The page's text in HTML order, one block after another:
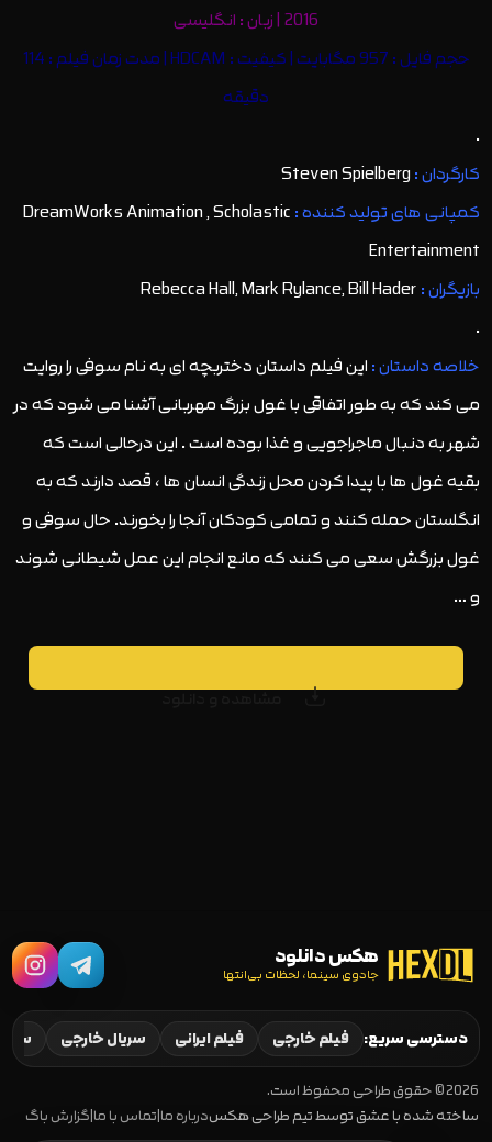
2016 | زبان : انگلیسی
حجم فایل : 957 مگابایت | کیفیت : HDCAM | مدت زمان فیلم : 114
دقیقه
.
کارگردان :
کمپانی های تولید کننده :DreamWorks Animation , Scholastic
Entertainment
بازیگران :Rebecca Hall, Mark Rylance, Bill Hader
.
خلاصه داستان :این فیلم داستان دختربچه ای به نام سوفی را روایت
می کند که به طور اتفاقی با غول بزرگ مهربانی آشنا می شود که در
شهر به دنبال ماجراجویی و غذا بوده است . این درحالی است که
بقیه غول ها با پیدا کردن محل زندگی انسان ها ، قصد دارند که به
انگلستان حمله کنند و تمامی کودکان آنجا را بخورند. حال سوفی و
غول بزرگش سعی می کنند که مانع انجام این عمل شیطانی شوند
و …
مشاهده و دانلود
هکس دانلود
جادوی سینما، لحظات بی‌انتها
دسترسی سریع: فیلم خارجی فیلم ایرانی سریال خارجی
2026 © حقوق طراحی محفوظ است.
ساخته شده با عشق توسط تیم طراحی هکسدرباره ما|تماس با ما|گزارش باگ